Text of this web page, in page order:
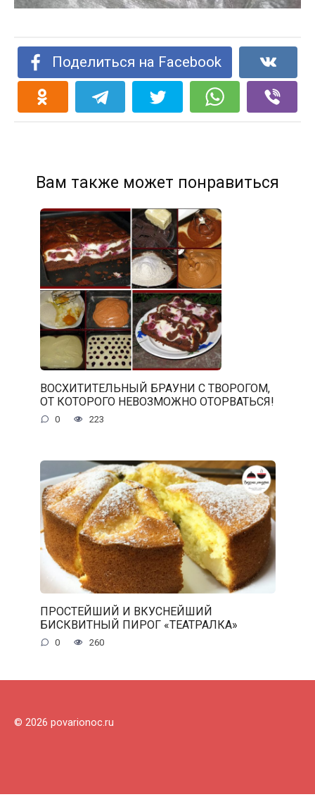
Поделиться на Facebook
Вам также может понравиться
ВОСХИТИТЕЛЬНЫЙ БРАУНИ С ТВОРОГОМ,
ОТ КОТОРОГО НЕВОЗМОЖНО ОТОРВАТЬСЯ!
0 223
ПРОСТЕЙШИЙ И ВКУСНЕЙШИЙ
БИСКВИТНЫЙ ПИРОГ «ТЕАТРАЛКА»
0 260
© 2026 povarionoc.ru